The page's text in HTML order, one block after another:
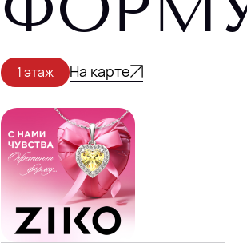
DANA MALL, 2025
1 этаж На карте